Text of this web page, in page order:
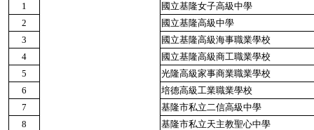
1
國立基隆女子高級中學
2
國立基隆高級中學
3
國立基隆高級海事職業學校
4
國立基隆高級商工職業學校
5
光隆高級家事商業職業學校
6
培德高級工業職業學校
7
基隆市私立二信高級中學
8
基隆市私立天主教聖心中學